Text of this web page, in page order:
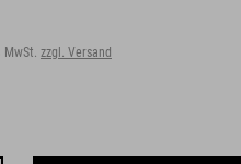
MwSt. zzgl. Versand